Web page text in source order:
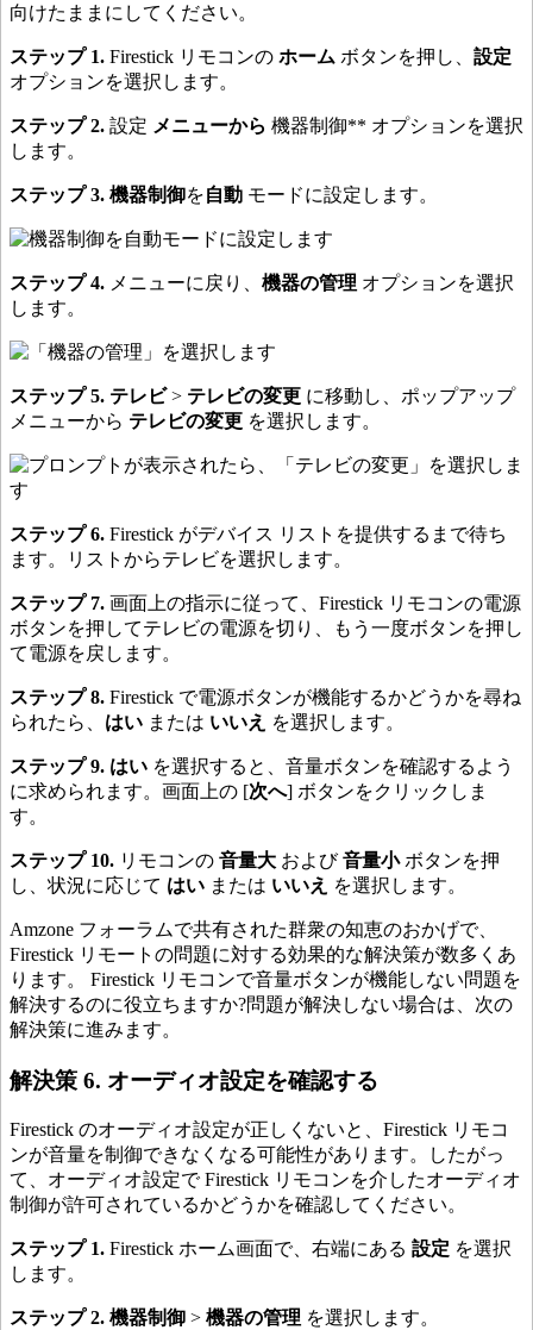
向けたままにしてください。
ステップ 1. Firestick リモコンの ホーム ボタンを押し、 設定
オプションを選択します。
ステップ 2. 設定 メニューから 機器制御** オプションを選択
します。
ステップ 3. 機器制御を自動 モードに設定します。
ステップ 4. メニューに戻り、 機器の管理 オプションを選択
します。
ステップ 5. テレビ> テレビの変更 に移動し、ポップアップ
メニューから テレビの変更 を選択します。
ステップ 6. Firestick がデバイス リストを提供するまで待ち
ます。リストからテレビを選択します。
ステップ 7. 画面上の指示に従って、Firestick リモコンの電源
ボタンを押してテレビの電源を切り、もう一度ボタンを押し
て電源を戻します。
ステップ 8. Firestick で電源ボタンが機能するかどうかを尋ね
られたら、 はい または いいえ を選択します。
ステップ 9. はい を選択すると、音量ボタンを確認するよう
に求められます。画面上の [次へ] ボタンをクリックしま
す。
ステップ 10. リモコンの 音量大 および音量小ボタンを押
し、状況に応じて はい または いいえ を選択します。
Amzone フォーラムで共有された群衆の知恵のおかげで、
Firestick リモートの問題に対する効果的な解決策が数多くあ
ります。 Firestick リモコンで音量ボタンが機能しない問題を
解決するのに役立ちますか?問題が解決しない場合は、次の
解決策に進みます。
解決策 6. オーディオ設定を確認する
Firestick のオーディオ設定が正しくないと、Firestick リモコ
ンが音量を制御できなくなる可能性があります。したがっ
て、オーディオ設定で Firestick リモコンを介したオーディオ
制御が許可されているかどうかを確認してください。
ステップ 1. Firestick ホーム画面で、右端にある 設定 を選択
します。
ステップ 2. 機器制御 > 機器の管理 を選択します。